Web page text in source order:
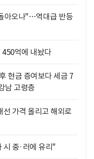
아오나"…역대급 반등
450억에 내놨다
현금 증여보다 세금 7
남 고령층
가격 올리고 해외로
중·러에 유리"